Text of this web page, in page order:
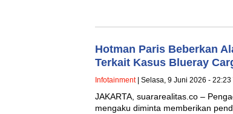
Hotman Paris Beberkan
Terkait Kasus Blueray
Infotainment| Selasa, 9 Juni 2026 - 22:23
‎JAKARTA, suararealitas.co –
mengaku diminta memberikan